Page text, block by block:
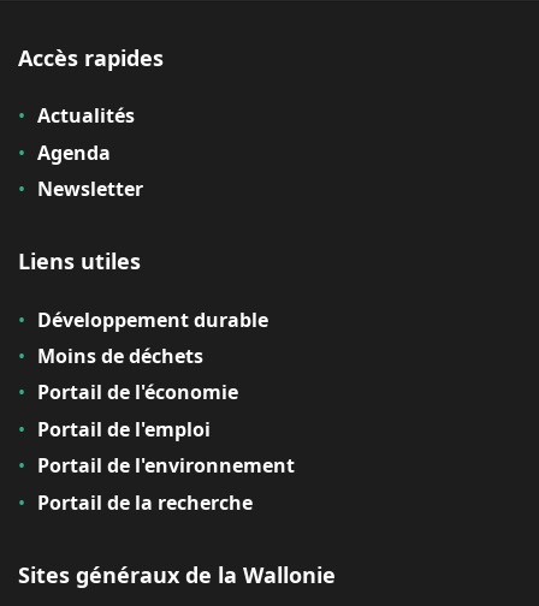
Accès rapides
Actualités
Agenda
Newsletter
Liens utiles
Développement durable
Moins de déchets
Portail de l'économie
Portail de l'emploi
Portail de l'environnement
Portail de la recherche
Sites généraux de la Wallonie